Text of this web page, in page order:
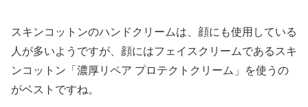
スキンコットンのハンドクリームは、顔にも使用している
人が多いようですが、顔にはフェイスクリームであるスキ
ンコットン「濃厚リペア プロテクトクリーム」を使うの
がベストですね。